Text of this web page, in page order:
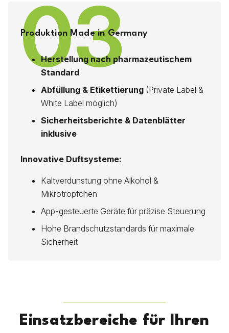
03
Produktion Made in Germany
Herstellung nach pharmazeutischem
Standard
Abfüllung & Etikettierung (Private Label &
White Label möglich)
Sicherheitsberichte & Datenblätter
inklusive
Innovative Duftsysteme:
Kaltverdunstung ohne Alkohol &
Mikrotröpfchen
App-gesteuerte Geräte für präzise Steuerung
Hohe Brandschutzstandards für maximale
Sicherheit
Einsatzbereiche für Ihren